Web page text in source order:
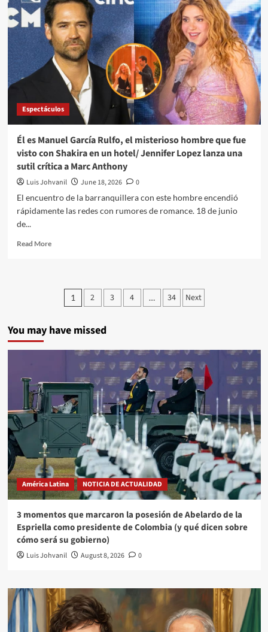
Espectáculos
Él es Manuel García Rulfo, el misterioso hombre que fue
visto con Shakira en un hotel/ Jennifer Lopez lanza una
sutil crítica a Marc Anthony
Luis Johvanil June 18, 2026
0
El encuentro de la barranquillera con este hombre encendió
rápidamente las redes con rumores de romance. 18 de junio
de...
Read More
1 2 3 4 … 34 Next
You may have missed
América Latina NOTICIA DE ACTUALIDAD
3 momentos que marcaron la posesión de Abelardo de la
Espriella como presidente de Colombia (y qué dicen sobre
cómo será su gobierno)
Luis Johvanil August 8, 2026 0